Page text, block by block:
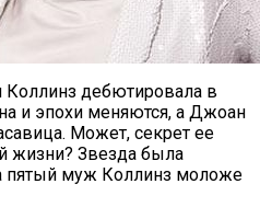
Коллинз дебютировала в
и эпохи меняются, а Джоан
Может, секрет ее
жизни? Звезда была
пятый муж Коллинз моложе